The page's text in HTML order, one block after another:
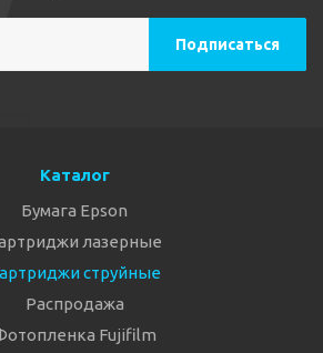
Каталог
Бумага Epson
лазерные
струйные
Распродажа
Fujifilm